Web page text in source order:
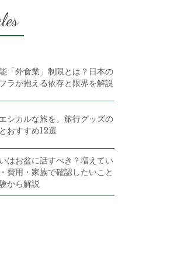
「外食業」制限とは？日本の
ラが抱える依存と限界を解説
シカルな旅を。旅行グッズの
おすすめ12選
はお盆に話すべき？増えてい
費用・家族で確認したいこと
から解説